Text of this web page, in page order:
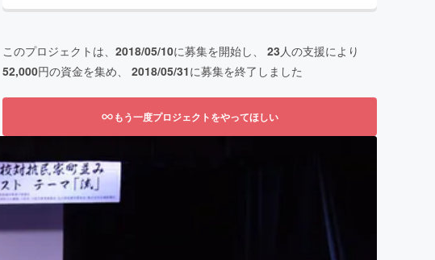
このプロジェクトは、 2018/05/10に募集を開始し、 23人の支援により
52,000円の資金を集め、 2018/05/31に募集を終了しました
もう一度プロジェクトをやってほしい